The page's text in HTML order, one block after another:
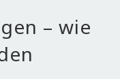
– wie